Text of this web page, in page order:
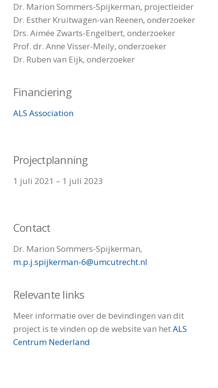
Dr. Marion Sommers-Spijkerman, projectleider
Dr. Esther Kruitwagen-van Reenen, onderzoeker
Drs. Aimée Zwarts-Engelbert, onderzoeker
Prof. dr. Anne Visser-Meily, onderzoeker
Dr. Ruben van Eijk, onderzoeker
Financiering
ALS Association
Projectplanning
1 juli 2021 – 1 juli 2023
Contact
Dr. Marion Sommers-Spijkerman,
m.p.j.spijkerman-6@umcutrecht.nl
Relevante links
Meer informatie over de bevindingen van dit
project is te vinden op de website van hetALS
Centrum Nederland